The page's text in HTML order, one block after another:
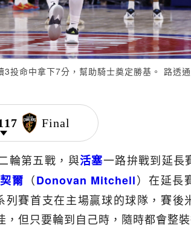
投命中拿下7分，幫助騎士奠定勝基。 路透
Final
輪第五戰，與活塞一路拚戰到延長
爾 （Donovan Mitchell）在延長
列賽首支在主場贏球的球隊，賽後
但只要輪到自己時，隨時都會整裝